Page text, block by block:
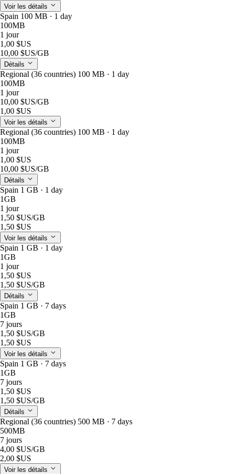
Voir les détails
Spain 100 MB · 1 day
100MB
1 jour
1,00 $US
10,00 $US/GB
Détails
Regional (36 countries) 100 MB · 1 day
100MB
1 jour
10,00 $US/GB
1,00 $US
Voir les détails
Regional (36 countries) 100 MB · 1 day
100MB
1 jour
1,00 $US
10,00 $US/GB
Détails
Spain 1 GB · 1 day
1GB
1 jour
1,50 $US/GB
1,50 $US
Voir les détails
Spain 1 GB · 1 day
1GB
1 jour
1,50 $US
1,50 $US/GB
Détails
Spain 1 GB · 7 days
1GB
7 jours
1,50 $US/GB
1,50 $US
Voir les détails
Spain 1 GB · 7 days
1GB
7 jours
1,50 $US
1,50 $US/GB
Détails
Regional (36 countries) 500 MB · 7 days
500MB
7 jours
4,00 $US/GB
2,00 $US
Voir les détails